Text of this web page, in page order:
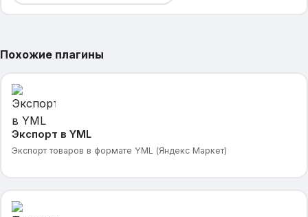
Похожие плагины
Экспорт в YML
Экспорт товаров в формате YML (Яндекс Маркет)